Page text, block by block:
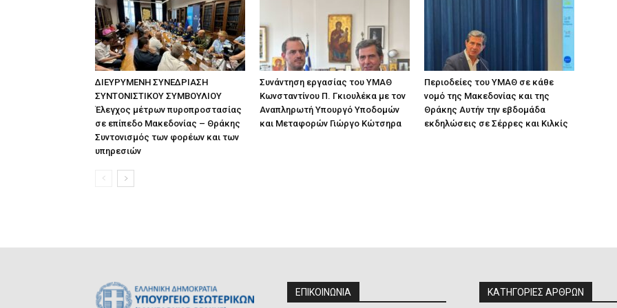
ΔΙΕΥΡΥΜΕΝΗ ΣΥΝΕΔΡΙΑΣΗ
ΣΥΝΤΟΝΙΣΤΙΚΟΥ ΣΥΜΒΟΥΛΙΟΥ
Έλεγχος μέτρων πυροπροστασίας
σε επίπεδο Μακεδονίας – Θράκης
Συντονισμός των φορέων και των
υπηρεσιών
Συνάντηση εργασίας του ΥΜΑΘ
Κωνσταντίνου Π. Γκιουλέκα με τον
Αναπληρωτή Υπουργό Υποδομών
και Μεταφορών Γιώργο Κώτσηρα
Περιοδείες του ΥΜΑΘ σε κάθε
νομό της Μακεδονίας και της
Θράκης Αυτήν την εβδομάδα
εκδηλώσεις σε Σέρρες και Κιλκίς
ΕΠΙΚΟΙΝΩΝΙΑ ΚΑΤΗΓΟΡΙΕΣ ΑΡΘΡΩΝ